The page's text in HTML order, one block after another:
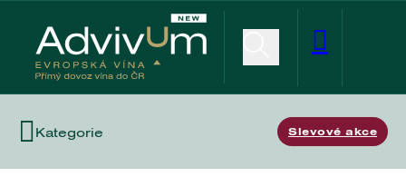
Kategorie Slevové akce